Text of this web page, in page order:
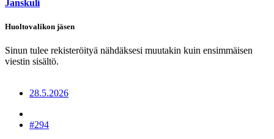
Janskuli
Huoltovalikon jäsen
Sinun tulee rekisteröityä nähdäksesi muutakin kuin ensimmäisen
viestin sisältö.
28.5.2026
#294